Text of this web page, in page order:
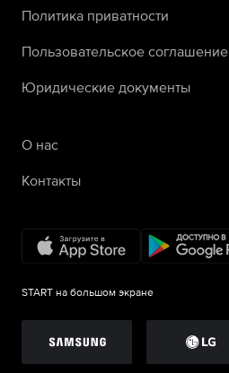
Политика приватности
Пользовательское соглашение
Юридические документы
О нас
Контакты
START на большом экране